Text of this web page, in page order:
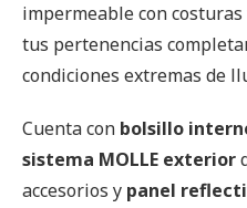
impermeable con
tus pertenencias
condiciones extremas de
Cuenta con bolsillo
sistema MOLLE exterior
accesorios y panel